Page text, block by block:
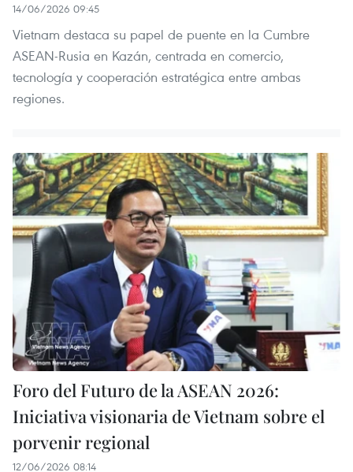
14/06/2026 09:45
Vietnam destaca su papel de puente en la Cumbre
ASEAN-Rusia en Kazán, centrada en comercio,
tecnología y cooperación estratégica entre ambas
regiones.
Foro del Futuro de la ASEAN 2026:
Iniciativa visionaria de Vietnam sobre el
porvenir regional
12/06/2026 08:14